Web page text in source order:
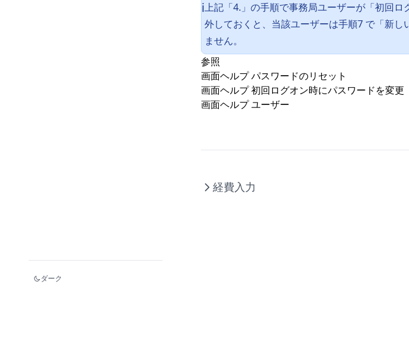
ダーク
ℹ️上記「4.」の手順で事務局ユーザーが「初回
外しておくと、当該ユーザーは手順7 で「新
ません。
参照
画面ヘルプパスワードのリセット
画面ヘルプ初回ログオン時にパスワードを変更
画面ヘルプユーザー
経費入力